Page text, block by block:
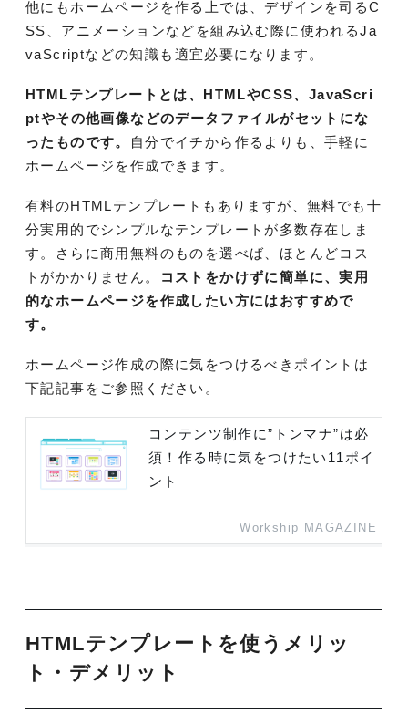
他にもホームページを作る上では、デザインを司るC
SS、アニメーションなどを組み込む際に使われるJa
vaScriptなどの知識も適宜必要になります。
HTMLテンプレートとは、HTMLやCSS、JavaScri
ptやその他画像などのデータファイルがセットにな
ったものです。
自分でイチから作るよりも、手軽に
ホームページを作成できます。
有料のHTMLテンプレートもありますが、無料でも十
分実用的でシンプルなテンプレートが多数存在しま
す。さらに商用無料のものを選べば、ほとんどコス
トがかかりません。
コストをかけずに簡単に、実用
的なホームページを作成したい方にはおすすめで
す。
ホームページ作成の際に気をつけるべきポイントは
下記記事をご参照ください。
コンテンツ制作に”トンマナ”は必
須！作る時に気をつけたい11ポイ
ント
Workship MAGAZINE
HTMLテンプレートを使うメリッ
ト・デメリット